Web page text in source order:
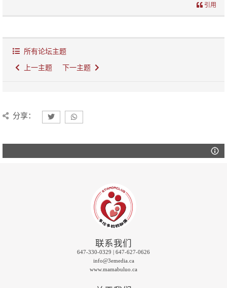
引用
所有论坛主题
上一主题 下一主题
分享：
联系我们
647-330-0329 | 647-627-0626
info@3emedia.ca
www.mamabuluo.ca